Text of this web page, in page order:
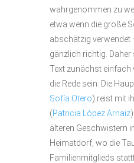
wahrgenommen zu
etwa wenn die große
abschätzig
gänzlich richtig.
Text zunächst einfach
die Rede sein. Die
Sofía Otero) reist mit
(Patricia López Arnaiz
älteren Geschwistern
Heimatdorf, wo die
Familienmitglieds